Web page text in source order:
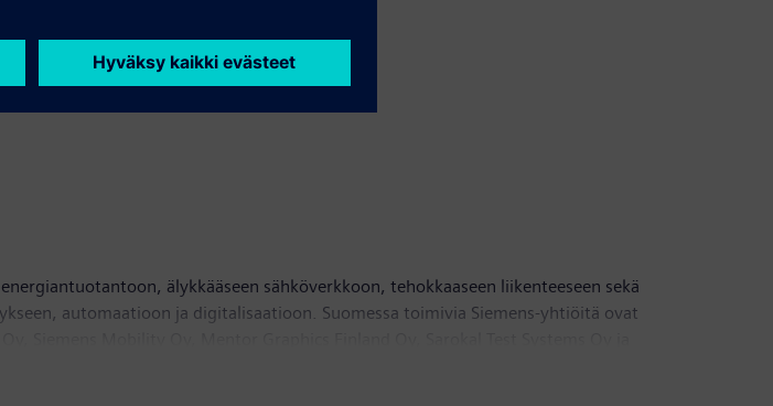
älykkääseen sähköverkkoon, tehokkaaseen liikenteeseen sekä
automaatioon ja digitalisaatioon. Suomessa toimivia Siemens-yhtiöitä ovat
digitaalisia palveluja tarjoava VIBECO-tytäryhtiö Suomessa sekä aluekonttorit